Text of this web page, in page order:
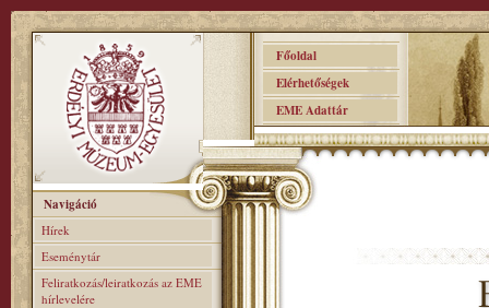
Főoldal
Elérhetőségek
EME Adattár
Navigáció
Hírek
Eseménytár
Feliratkozás/leiratkozás az EME
hírlevelére